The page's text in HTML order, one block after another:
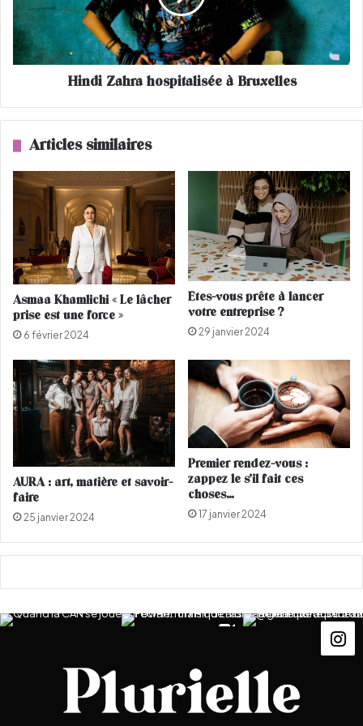
r
i
s
t
f
u
m
o
u
t
n
?
Z
a
h
r
p
t
é
e
à
B
r
x
e
l
l
e
s
Hindi Zahra hospitalisée à Bruxelles
Articles similaires
Asmaa Khamlichi « Le lâcher
prise est une force »
6 février 2024
Etes-vous prête à lancer
votre entreprise ?
29 janvier 2024
AURA : art, matière et savoir-
faire
25 janvier 2024
Premier rendez-vous :
zappez le s’il fait ces
choses…
17 janvier 2024